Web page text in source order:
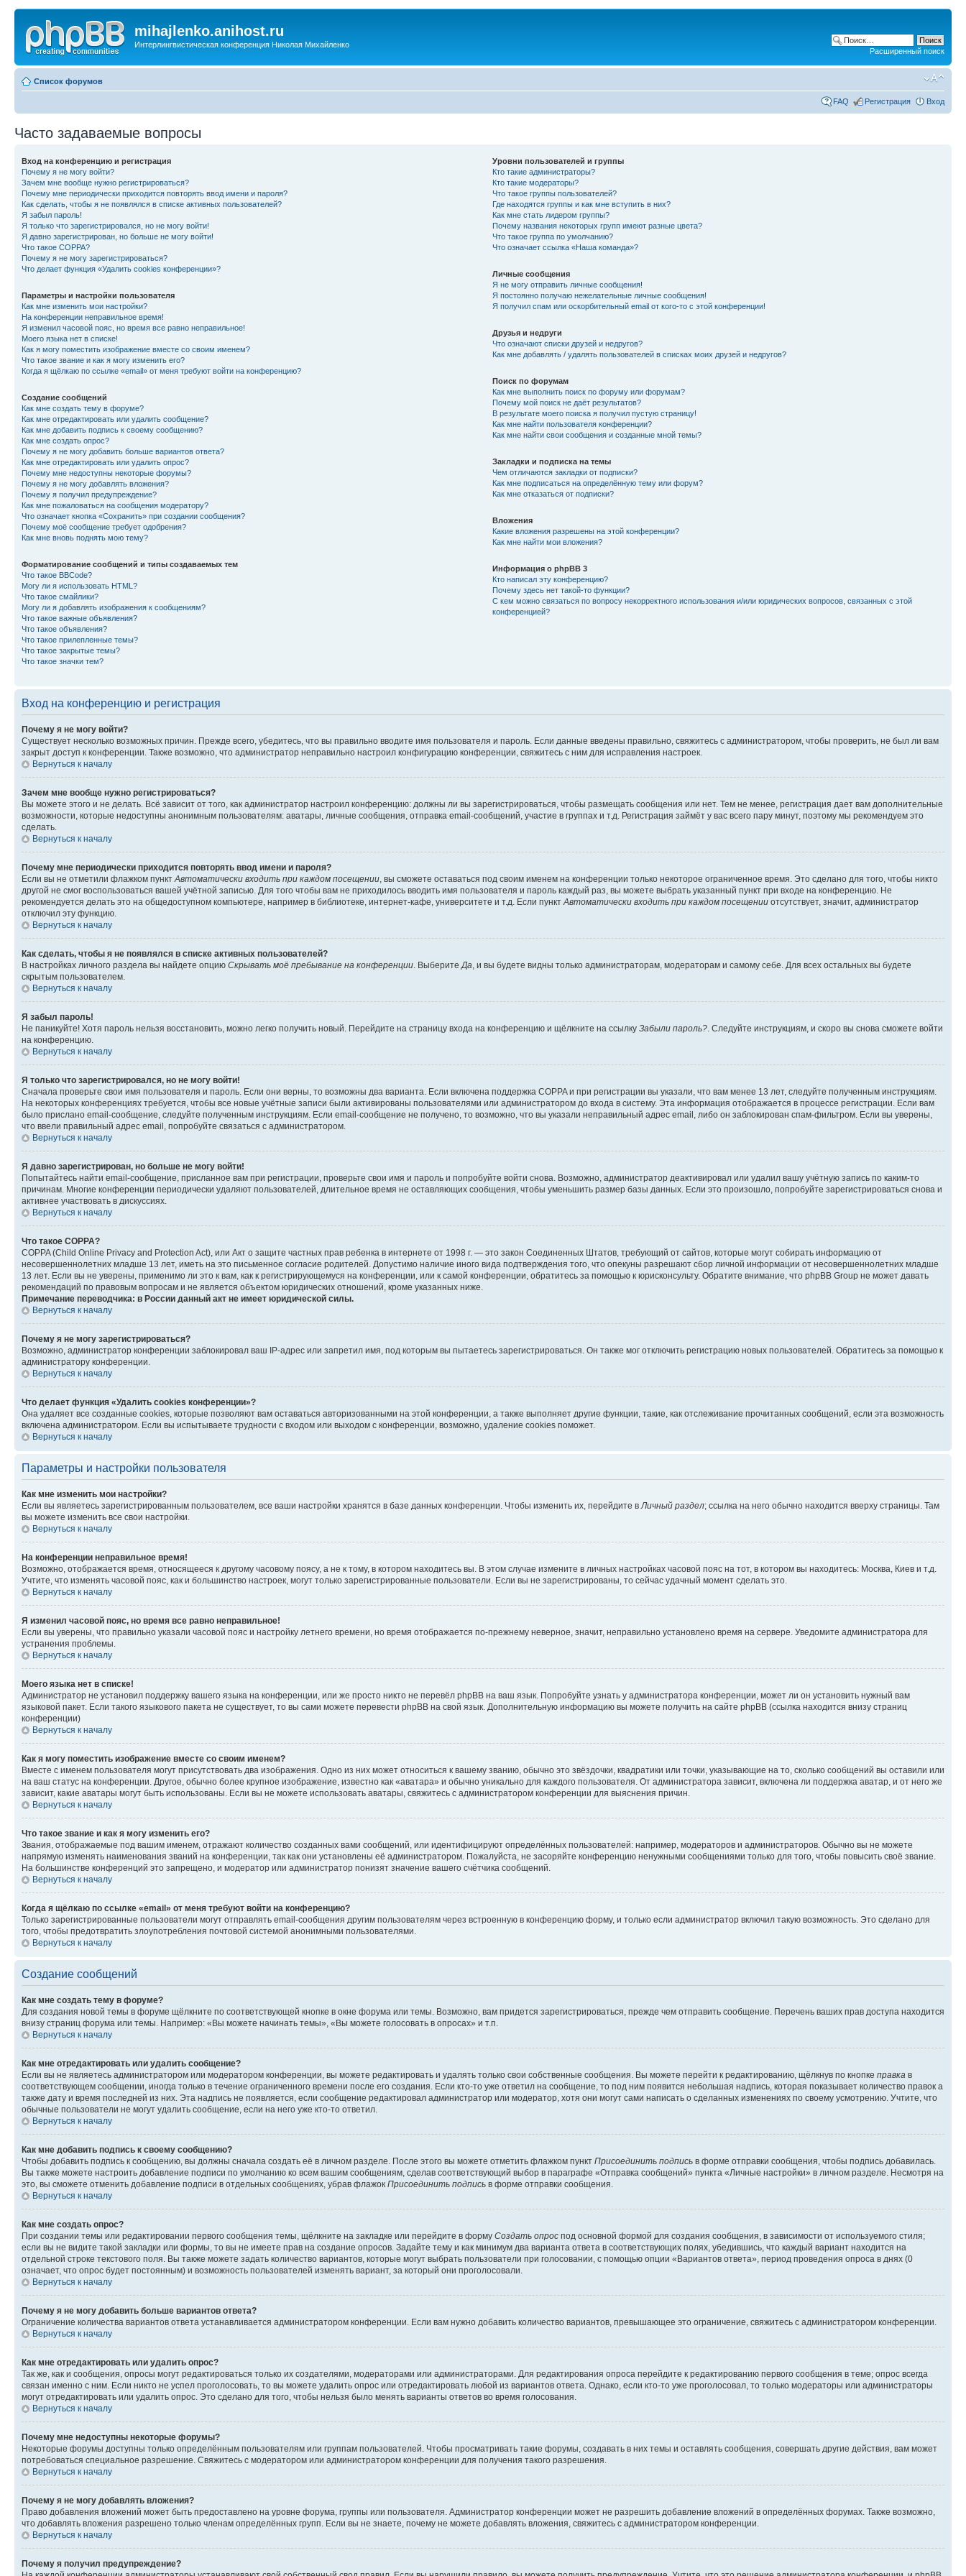
mihajlenko.anihost.ru
Интерлингвистическая конференция Николая Михайленко
Расширенный поиск
Список форумов
FAQ Регистрация Вход
Часто задаваемые вопросы
Вход на конференцию и регистрация
Почему я не могу войти?
Зачем мне вообще нужно регистрироваться?
Почему мне периодически приходится повторять ввод имени и пароля?
Как сделать, чтобы я не появлялся в списке активных пользователей?
Я забыл пароль!
Я только что зарегистрировался, но не могу войти!
Я давно зарегистрирован, но больше не могу войти!
Что такое COPPA?
Почему я не могу зарегистрироваться?
Что делает функция «Удалить cookies конференции»?
Параметры и настройки пользователя
Как мне изменить мои настройки?
На конференции неправильное время!
Я изменил часовой пояс, но время все равно неправильное!
Моего языка нет в списке!
Как я могу поместить изображение вместе со своим именем?
Что такое звание и как я могу изменить его?
Когда я щёлкаю по ссылке «email» от меня требуют войти на конференцию?
Создание сообщений
Как мне создать тему в форуме?
Как мне отредактировать или удалить сообщение?
Как мне добавить подпись к своему сообщению?
Как мне создать опрос?
Почему я не могу добавить больше вариантов ответа?
Как мне отредактировать или удалить опрос?
Почему мне недоступны некоторые форумы?
Почему я не могу добавлять вложения?
Почему я получил предупреждение?
Как мне пожаловаться на сообщения модератору?
Что означает кнопка «Сохранить» при создании сообщения?
Почему моё сообщение требует одобрения?
Как мне вновь поднять мою тему?
Форматирование сообщений и типы создаваемых тем
Что такое BBCode?
Могу ли я использовать HTML?
Что такое смайлики?
Могу ли я добавлять изображения к сообщениям?
Что такое важные объявления?
Что такое объявления?
Что такое прилепленные темы?
Что такое закрытые темы?
Что такое значки тем?
Уровни пользователей и группы
Кто такие администраторы?
Кто такие модераторы?
Что такое группы пользователей?
Где находятся группы и как мне вступить в них?
Как мне стать лидером группы?
Почему названия некоторых групп имеют разные цвета?
Что такое группа по умолчанию?
Что означает ссылка «Наша команда»?
Личные сообщения
Я не могу отправить личные сообщения!
Я постоянно получаю нежелательные личные сообщения!
Я получил спам или оскорбительный email от кого-то с этой конференции!
Друзья и недруги
Что означают списки друзей и недругов?
Как мне добавлять / удалять пользователей в списках моих друзей и недругов?
Поиск по форумам
Как мне выполнить поиск по форуму или форумам?
Почему мой поиск не даёт результатов?
В результате моего поиска я получил пустую страницу!
Как мне найти пользователя конференции?
Как мне найти свои сообщения и созданные мной темы?
Закладки и подписка на темы
Чем отличаются закладки от подписки?
Как мне подписаться на определённую тему или форум?
Как мне отказаться от подписки?
Вложения
Какие вложения разрешены на этой конференции?
Как мне найти мои вложения?
Информация о phpBB 3
Кто написал эту конференцию?
Почему здесь нет такой-то функции?
С кем можно связаться по вопросу некорректного использования и/или юридических вопросов, связанных с этой
конференцией?
Вход на конференцию и регистрация
Почему я не могу войти?
Существует несколько возможных причин. Прежде всего, убедитесь, что вы правильно вводите имя пользователя и пароль. Если данные введены правильно, свяжитесь с администратором, чтобы проверить, не был ли вам
закрыт доступ к конференции. Также возможно, что администратор неправильно настроил конфигурацию конференции, свяжитесь с ним для исправления настроек.
Вернуться к началу
Зачем мне вообще нужно регистрироваться?
Вы можете этого и не делать. Всё зависит от того, как администратор настроил конференцию: должны ли вы зарегистрироваться, чтобы размещать сообщения или нет. Тем не менее, регистрация дает вам дополнительные
возможности, которые недоступны анонимным пользователям: аватары, личные сообщения, отправка email-сообщений, участие в группах и т.д. Регистрация займёт у вас всего пару минут, поэтому мы рекомендуем это
сделать.
Вернуться к началу
Почему мне периодически приходится повторять ввод имени и пароля?
Если вы не отметили флажком пункт Автоматически входить при каждом посещении , вы сможете оставаться под своим именем на конференции только некоторое ограниченное время. Это сделано для того, чтобы никто
другой не смог воспользоваться вашей учётной записью. Для того чтобы вам не приходилось вводить имя пользователя и пароль каждый раз, вы можете выбрать указанный пункт при входе на конференцию. Не
рекомендуется делать это на общедоступном компьютере, например в библиотеке, интернет-кафе, университете и т.д. Если пункт Автоматически входить при каждом посещении отсутствует, значит, администратор
отключил эту функцию.
Вернуться к началу
Как сделать, чтобы я не появлялся в списке активных пользователей?
В настройках личного раздела вы найдете опцию Скрывать моё пребывание на конференции . Выберите Да , и вы будете видны только администраторам, модераторам и самому себе. Для всех остальных вы будете
скрытым пользователем.
Вернуться к началу
Я забыл пароль!
Не паникуйте! Хотя пароль нельзя восстановить, можно легко получить новый. Перейдите на страницу входа на конференцию и щёлкните на ссылку Забыли пароль? . Следуйте инструкциям, и скоро вы снова сможете войти
на конференцию.
Вернуться к началу
Я только что зарегистрировался, но не могу войти!
Сначала проверьте свои имя пользователя и пароль. Если они верны, то возможны два варианта. Если включена поддержка COPPA и при регистрации вы указали, что вам менее 13 лет, следуйте полученным инструкциям.
На некоторых конференциях требуется, чтобы все новые учётные записи были активированы пользователями или администратором до входа в систему. Эта информация отображается в процессе регистрации. Если вам
было прислано email-сообщение, следуйте полученным инструкциям. Если email-сообщение не получено, то возможно, что вы указали неправильный адрес email, либо он заблокирован спам-фильтром. Если вы уверены,
что ввели правильный адрес email, попробуйте связаться с администратором.
Вернуться к началу
Я давно зарегистрирован, но больше не могу войти!
Попытайтесь найти email-сообщение, присланное вам при регистрации, проверьте свои имя и пароль и попробуйте войти снова. Возможно, администратор деактивировал или удалил вашу учётную запись по каким-то
причинам. Многие конференции периодически удаляют пользователей, длительное время не оставляющих сообщения, чтобы уменьшить размер базы данных. Если это произошло, попробуйте зарегистрироваться снова и
активнее участвовать в дискуссиях.
Вернуться к началу
Что такое COPPA?
COPPA (Child Online Privacy and Protection Act), или Акт о защите частных прав ребенка в интернете от 1998 г. — это закон Соединенных Штатов, требующий от сайтов, которые могут собирать информацию от
несовершеннолетних младше 13 лет, иметь на это письменное согласие родителей. Допустимо наличие иного вида подтверждения того, что опекуны разрешают сбор личной информации от несовершеннолетних младше
13 лет. Если вы не уверены, применимо ли это к вам, как к регистрирующемуся на конференции, или к самой конференции, обратитесь за помощью к юрисконсульту. Обратите внимание, что phpBB Group не может давать
рекомендаций по правовым вопросам и не является объектом юридических отношений, кроме указанных ниже.
Примечание переводчика: в России данный акт не имеет юридической силы.
Вернуться к началу
Почему я не могу зарегистрироваться?
Возможно, администратор конференции заблокировал ваш IP-адрес или запретил имя, под которым вы пытаетесь зарегистрироваться. Он также мог отключить регистрацию новых пользователей. Обратитесь за помощью к
администратору конференции.
Вернуться к началу
Что делает функция «Удалить cookies конференции»?
Она удаляет все созданные cookies, которые позволяют вам оставаться авторизованными на этой конференции, а также выполняет другие функции, такие, как отслеживание прочитанных сообщений, если эта возможность
включена администратором. Если вы испытываете трудности с входом или выходом с конференции, возможно, удаление cookies поможет.
Вернуться к началу
Параметры и настройки пользователя
Как мне изменить мои настройки?
Если вы являетесь зарегистрированным пользователем, все ваши настройки хранятся в базе данных конференции. Чтобы изменить их, перейдите в Личный раздел; ссылка на него обычно находится вверху страницы. Там
вы можете изменить все свои настройки.
Вернуться к началу
На конференции неправильное время!
Возможно, отображается время, относящееся к другому часовому поясу, а не к тому, в котором находитесь вы. В этом случае измените в личных настройках часовой пояс на тот, в котором вы находитесь: Москва, Киев и т.д.
Учтите, что изменять часовой пояс, как и большинство настроек, могут только зарегистрированные пользователи. Если вы не зарегистрированы, то сейчас удачный момент сделать это.
Вернуться к началу
Я изменил часовой пояс, но время все равно неправильное!
Если вы уверены, что правильно указали часовой пояс и настройку летнего времени, но время отображается по-прежнему неверное, значит, неправильно установлено время на сервере. Уведомите администратора для
устранения проблемы.
Вернуться к началу
Моего языка нет в списке!
Администратор не установил поддержку вашего языка на конференции, или же просто никто не перевёл phpBB на ваш язык. Попробуйте узнать у администратора конференции, может ли он установить нужный вам
языковой пакет. Если такого языкового пакета не существует, то вы сами можете перевести phpBB на свой язык. Дополнительную информацию вы можете получить на сайте phpBB (ссылка находится внизу страниц
конференции)
Вернуться к началу
Как я могу поместить изображение вместе со своим именем?
Вместе с именем пользователя могут присутствовать два изображения. Одно из них может относиться к вашему званию, обычно это звёздочки, квадратики или точки, указывающие на то, сколько сообщений вы оставили или
на ваш статус на конференции. Другое, обычно более крупное изображение, известно как «аватара» и обычно уникально для каждого пользователя. От администратора зависит, включена ли поддержка аватар, и от него же
зависит, какие аватары могут быть использованы. Если вы не можете использовать аватары, свяжитесь с администратором конференции для выяснения причин.
Вернуться к началу
Что такое звание и как я могу изменить его?
Звания, отображаемые под вашим именем, отражают количество созданных вами сообщений, или идентифицируют определённых пользователей: например, модераторов и администраторов. Обычно вы не можете
напрямую изменять наименования званий на конференции, так как они установлены её администратором. Пожалуйста, не засоряйте конференцию ненужными сообщениями только для того, чтобы повысить своё звание.
На большинстве конференций это запрещено, и модератор или администратор понизят значение вашего счётчика сообщений.
Вернуться к началу
Когда я щёлкаю по ссылке «email» от меня требуют войти на конференцию?
Только зарегистрированные пользователи могут отправлять email-сообщения другим пользователям через встроенную в конференцию форму, и только если администратор включил такую возможность. Это сделано для
того, чтобы предотвратить злоупотребления почтовой системой анонимными пользователями.
Вернуться к началу
Создание сообщений
Как мне создать тему в форуме?
Для создания новой темы в форуме щёлкните по соответствующей кнопке в окне форума или темы. Возможно, вам придется зарегистрироваться, прежде чем отправить сообщение. Перечень ваших прав доступа находится
внизу страниц форума или темы. Например: «Вы можете начинать темы», «Вы можете голосовать в опросах» и т.п.
Вернуться к началу
Как мне отредактировать или удалить сообщение?
Если вы не являетесь администратором или модератором конференции, вы можете редактировать и удалять только свои собственные сообщения. Вы можете перейти к редактированию, щёлкнув по кнопке правка в
соответствующем сообщении, иногда только в течение ограниченного времени после его создания. Если кто-то уже ответил на сообщение, то под ним появится небольшая надпись, которая показывает количество правок а
также дату и время последней из них. Эта надпись не появляется, если сообщение редактировал администратор или модератор, хотя они могут сами написать о сделанных изменениях по своему усмотрению. Учтите, что
обычные пользователи не могут удалить сообщение, если на него уже кто-то ответил.
Вернуться к началу
Как мне добавить подпись к своему сообщению?
Чтобы добавить подпись к сообщению, вы должны сначала создать её в личном разделе. После этого вы можете отметить флажком пункт Присоединить подпись в форме отправки сообщения, чтобы подпись добавилась.
Вы также можете настроить добавление подписи по умолчанию ко всем вашим сообщениям, сделав соответствующий выбор в параграфе «Отправка сообщений» пункта «Личные настройки» в личном разделе. Несмотря на
это, вы сможете отменить добавление подписи в отдельных сообщениях, убрав флажок Присоединить подпись в форме отправки сообщения.
Вернуться к началу
Как мне создать опрос?
При создании темы или редактировании первого сообщения темы, щёлкните на закладке или перейдите в форму Создать опрос под основной формой для создания сообщения, в зависимости от используемого стиля;
если вы не видите такой закладки или формы, то вы не имеете прав на создание опросов. Задайте тему и как минимум два варианта ответа в соответствующих полях, убедившись, что каждый вариант находится на
отдельной строке текстового поля. Вы также можете задать количество вариантов, которые могут выбрать пользователи при голосовании, с помощью опции «Вариантов ответа», период проведения опроса в днях (0
означает, что опрос будет постоянным) и возможность пользователей изменять вариант, за который они проголосовали.
Вернуться к началу
Почему я не могу добавить больше вариантов ответа?
Ограничение количества вариантов ответа устанавливается администратором конференции. Если вам нужно добавить количество вариантов, превышающее это ограничение, свяжитесь с администратором конференции.
Вернуться к началу
Как мне отредактировать или удалить опрос?
Так же, как и сообщения, опросы могут редактироваться только их создателями, модераторами или администраторами. Для редактирования опроса перейдите к редактированию первого сообщения в теме; опрос всегда
связан именно с ним. Если никто не успел проголосовать, то вы можете удалить опрос или отредактировать любой из вариантов ответа. Однако, если кто-то уже проголосовал, то только модераторы или администраторы
могут отредактировать или удалить опрос. Это сделано для того, чтобы нельзя было менять варианты ответов во время голосования.
Вернуться к началу
Почему мне недоступны некоторые форумы?
Некоторые форумы доступны только определённым пользователям или группам пользователей. Чтобы просматривать такие форумы, создавать в них темы и оставлять сообщения, совершать другие действия, вам может
потребоваться специальное разрешение. Свяжитесь с модератором или администратором конференции для получения такого разрешения.
Вернуться к началу
Почему я не могу добавлять вложения?
Право добавления вложений может быть предоставлено на уровне форума, группы или пользователя. Администратор конференции может не разрешить добавление вложений в определённых форумах. Также возможно,
что добавлять вложения разрешено только членам определённых групп. Если вы не знаете, почему не можете добавлять вложения, свяжитесь с администратором конференции.
Вернуться к началу
Почему я получил предупреждение?